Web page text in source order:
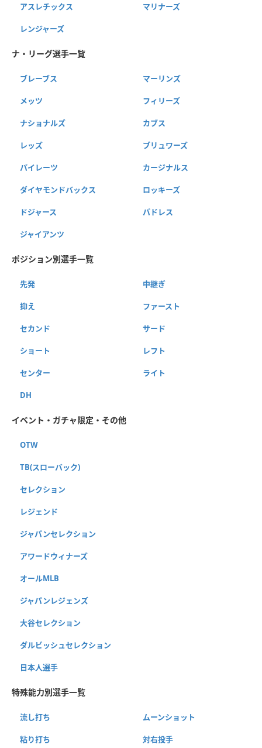
アスレチックス マリナーズ
レンジャーズ
ナ・リーグ選手一覧
ブレーブス マーリンズ
メッツ フィリーズ
ナショナルズ カブス
レッズ ブリュワーズ
パイレーツ カージナルス
ダイヤモンドバックス ロッキーズ
ドジャース パドレス
ジャイアンツ
ポジション別選手一覧
先発 中継ぎ
抑え ファースト
セカンド サード
ショート レフト
センター ライト
DH
イベント・ガチャ限定・その他
OTW
TB(スローバック)
セレクション
レジェンド
ジャパンセレクション
アワードウィナーズ
オールMLB
ジャパンレジェンズ
大谷セレクション
ダルビッシュセレクション
日本人選手
特殊能力別選手一覧
流し打ち ムーンショット
粘り打ち 対右投手